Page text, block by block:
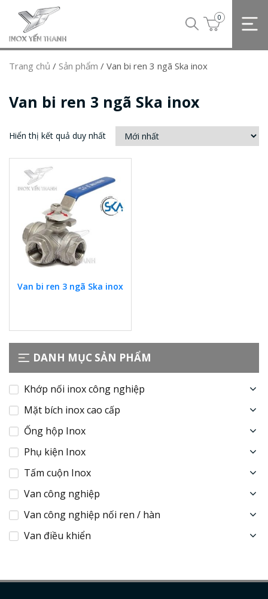
0
Trang chủ / Sản phẩm / Van bi ren 3 ngã Ska inox
Van bi ren 3 ngã Ska inox
Hiển thị kết quả duy nhất
Van bi ren 3 ngã Ska inox
DANH MỤC SẢN PHẨM
Khớp nối inox công nghiệp
Mặt bích inox cao cấp
Ống hộp Inox
Phụ kiện Inox
Tấm cuộn Inox
Van công nghiệp
Van công nghiệp nối ren / hàn
Van điều khiển